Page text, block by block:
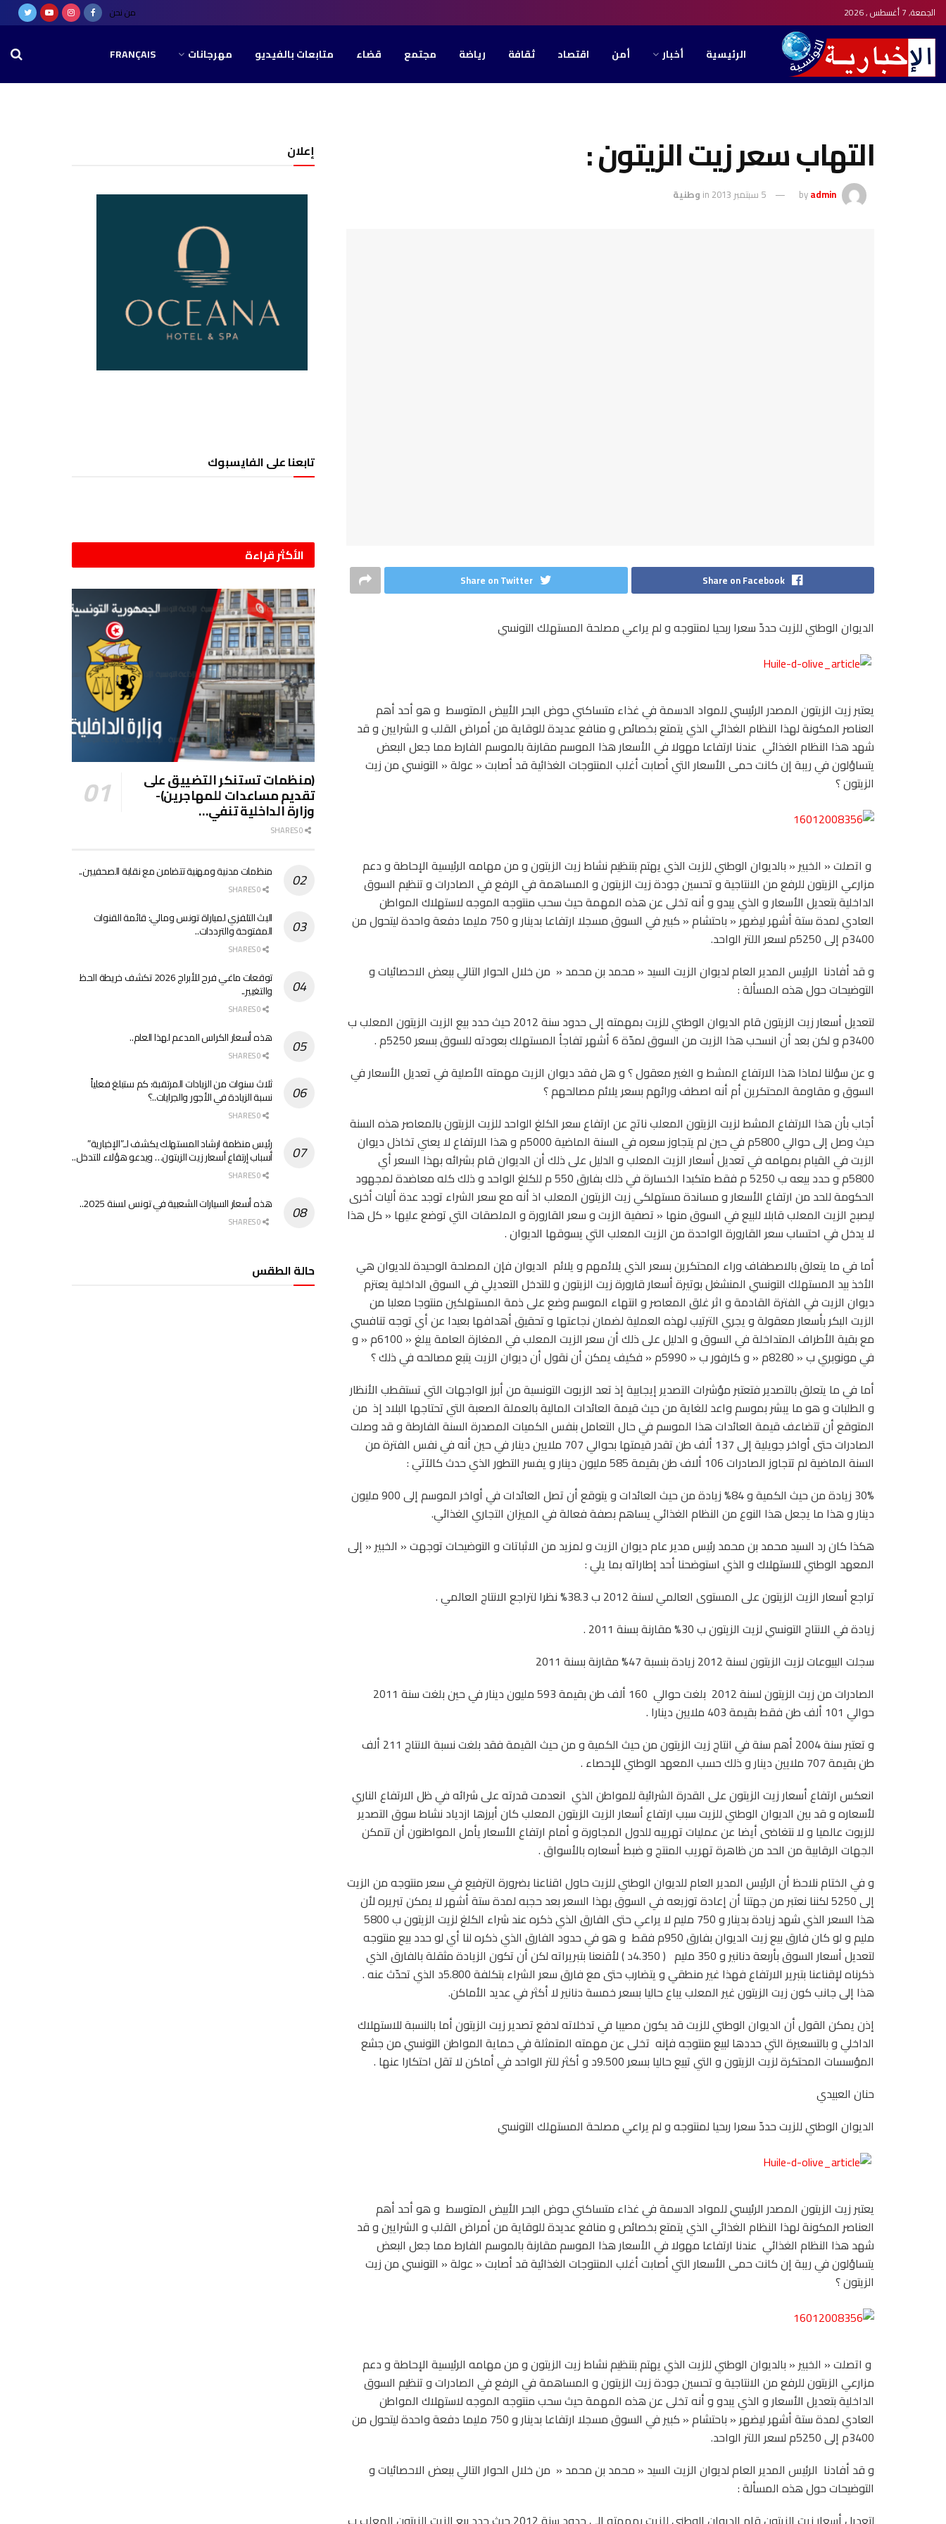
الجمعة, 7 أغسطس , 2026 من نحن
الرئيسية أخبار أمن اقتصاد ثقافة رياضة مجتمع قضاء متابعات بالفيديو مهرجانات FRANÇAIS
التهاب سعر زيت الزيتون :
byadmin 5 سبتمبر 2013 in وطنية
Share on Facebook
Share on Twitter
الديوان الوطني للزيت حددّ سعرا ربحيا لمنتوجه و لم يراعي مصلحة المستهلك التونسي
يعتبر زيت الزيتون المصدر الرئيسي للمواد الدسمة في غذاء متساكني حوض البحر الأبيض المتوسط و هو أحد أهم
العناصر المكونة لهذا النظام الغذائي الذي يتمتع بخصائص و منافع عديدة للوقاية من أمراض القلب و الشرايين و قد
شهد هذا النظام الغذائي عندنا ارتفاعا مهولا في الأسعار هذا الموسم مقارنة بالموسم الفارط مما جعل البعض
يتساؤلون في ريبة إن كانت حمى الأسعار التي أصابت أغلب المنتوجات الغذائية قد أصابت « عولة « التونسي من زيت
الزيتون ؟
و اتصلت « الخبير « بالديوان الوطني للزيت الذي يهتم بتنظيم نشاط زيت الزيتون و من مهامه الرئيسية الإحاطة و دعم
مزارعي الزيتون للرفع من الانتاجية و تحسين جودة زيت الزيتون و المساهمة في الرفع في الصادرات و تنظيم السوق
الداخلية بتعديل الأسعار و الذي يبدو و أنه تخلى عن هذه المهمة حيث سحب منتوجه الموجه لاستهلاك المواطن
العادي لمدة ستة أشهر ليضهر « باحتشام « كبير في السوق مسجلا ارتفاعا بدينار و 750 مليما دفعة واحدة ليتحول من
3400م إلى 5250م لسعر اللتر الواحد.
و قد أفادنا الرئيس المدير العام لديوان الزيت السيد « محمد بن محمد « من خلال الحوار التالي ببعض الاحصائيات و
التوضيحات حول هذه المسألة :
لتعديل أسعار زيت الزيتون قام الديوان الوطني للزيت بمهمته إلى حدود سنة 2012 حيث حدد بيع الزيت الزيتون المعلب ب
3400م و لكن بعد أن انسحب هذا الزيت من السوق لمدّة 6 أشهر تفاجأ المستهلك بعودته للسوق بسعر 5250م .
و عن سؤلنا لماذا هذا الارتفاع المشط و الغير معقول ؟ و هل فقد ديوان الزيت مهمته الأصلية في تعديل الأسعار في
السوق و مقاومة المحتكرين أم أنه اصطف ورائهم بسعر يلائم مصالحهم ؟
أجاب بأن هذا الارتفاع المشط لزيت الزيتون المعلب ناتج عن ارتفاع سعر الكلغ الواحد للزيت الزيتون بالمعاصر هذه السنة
حيث وصل إلى حوالي 5800م في حين لم يتجاوز سعره في السنة الماضية 5000م و هذا الارتفاع لا يعني تخاذل ديوان
الزيت في القيام بمهامه في تعديل أسعار الزيت المعلب و الدليل على ذلك أن الديوان قام بشرائه بهذا السعر أي
5800م و حدد بيعه ب 5250 م فقط متكبدا الخسارة في ذلك بفارق 550 م للكلغ الواحد و ذلك كله معاضدة لمجهود
الحكومة للحد من ارتفاع الأسعار و مساندة مستهلكي زيت الزيتون المعلب اذ أنه مع سعر الشراء توجد عدة أليات أخرى
ليصبح الزيت المعلب قابلا للبيع في السوق منها « تصفية الزيت و سعر القارورة و الملصقات التي توضع عليها « كل هذا
لا يدخل في احتساب سعر القارورة الواحدة من الزيت المعلب التي يسوقها الديوان .
أما في ما يتعلق بالاصطفاف وراء المحتكرين بسعر الذي يلائمهم و يلائم الديوان فإن المصلحة الوحيدة للديوان هي
الأخذ بيد المستهلك التونسي المنشغل بوتيرة أسعار قارورة زيت الزيتون و للتدخل التعديلي في السوق الداخلية يعتزم
ديوان الزيت في الفترة القادمة و اثر غلق المعاصر و انتهاء الموسم وضع على ذمة المستهلكين منتوجا معلبا من
الزيت البكر بأسعار معقولة و يجري الترتيب لهذه العملية لضمان نجاعتها و تحقيق أهدافها بعيدا عن أي توجه تنافسي
مع بقية الأطراف المتداخلة في السوق و الدليل على ذلك أن سعر الزيت المعلب في المغازة العامة يبلغ « 6100م « و
في مونوبري ب « 8280م « و كارفور ب « 5990م « فكيف يمكن أن نقول أن ديوان الزيت يتبع مصالحه في ذلك ؟
أما في ما يتعلق بالتصدير فتعتبر مؤشرات التصدير إيجابية إذ تعد الزيوت التونسية من أبرز الواجهات التي تستقطب الأنظار
و الطلبات و هو ما يبشر بموسم واعد للغاية من حيث قيمة العائدات المالية بالعملة الصعبة التي تحتاجها البلاد إذ من
المتوقع أن تتضاعف قيمة العائدات هذا الموسم في حال التعامل بنفس الكميات المصدرة السنة الفارطة و قد وصلت
الصادرات حتى أواخر جويلية إلى 137 ألف طن تقدر قيمتها بحوالي 707 ملايين دينار في حين أنه في نفس الفترة من
السنة الماضية لم تتجاوز الصادرات 106 ألاف طن بقيمة 585 مليون دينار و يفسر التطور الذي حدث كالآتي :
30% زيادة من حيث الكمية و 84% زيادة من حيث العائدات و يتوقع أن تصل العائدات في أواخر الموسم إلى 900 مليون
دينار و هذا ما يجعل هذا النوع من النظام الغذائي يساهم بصفة فعالة في الميزان التجاري الغذائي.
هكذا كان رد السيد محمد بن محمد رئيس مدير عام ديوان الزيت و لمزيد من الاثباتات و التوضيحات توجهت « الخبير « إلى
المعهد الوطني للاستهلاك و الذي استوضحنا أحد إطاراته بما يلي :
تراجع أسعار الزيت الزيتون على المستوى العالمي لسنة 2012 ب 38.3% نظرا لتراجع الانتاج العالمي .
زيادة في الانتاج التونسي لزيت الزيتون ب 30% مقارنة بسنة 2011 .
سجلت البيوعات لزيت الزيتون لسنة 2012 زيادة بنسبة 47% مقارنة بسنة 2011
حوالي 101 ألف طن فقط بقيمة 403 ملايين دينارا .
و تعتبر سنة 2004 أهم سنة في انتاج زيت الزيتون من حيث الكمية و من حيث القيمة فقد بلغت نسبة الانتاج 211 ألف
طن بقيمة 707 ملايين دينار و ذلك حسب المعهد الوطني للإحصاء .
انعكس ارتفاع أسعار زيت الزيتون على القدرة الشرائية للمواطن الذي انعدمت قدرته على شرائه في ظل الارتفاع الناري
لأسعاره و قد بين الديوان الوطني للزيت سبب ارتفاع أسعار الزيت الزيتون المعلب كان أبرزها ازدياد نشاط سوق التصدير
للزيوت عالميا و لا نتغاضى أيضا عن عمليات تهريبه للدول المجاورة و أمام ارتفاع الأسعار يأمل المواطنون أن تتمكن
الجهات الرقابية من الحد من ظاهرة تهريب المنتج و ضبط أسعاره بالأسواق .
و في الختام نلاحظ أن الرئيس المدير العام للديوان الوطني للزيت حاول اقناعنا بضرورة الترفيع في سعر منتوجه من الزيت
إلى 5250 لكننا نعتبر من جهتنا أن إعادة توزيعه في السوق بهذا السعر بعد حجبه لمدة ستة أشهر لا يمكن تبريره لأن
هذا السعر الذي شهد زيادة بدينار و 750 مليم لا يراعي حتى الفارق الذي ذكره عند شراء الكلغ لزيت الزيتون ب 5800
مليم و لو كان فارق بيع زيت الديوان بفارق 950م فقط و هو في حدود الفارق الذي ذكره لنا أي لو حدد بيع منتوجه
لتعديل أسعار السوق بأربعة دنانير و 350 مليم ( 4.350د ) لأقنعنا بتبريراته لكن أن تكون الزيادة مثقلة بالفارق الذي
ذكرناه لإقناعنا بتبرير الارتفاع فهذا غير منطقي و يتضارب حتى مع فارق سعر الشراء بتكلفة 5.800د الذي تحدّث عنه .
هذا إلى جانب كون زيت الزيتون غير المعلب يباع حاليا بسعر خمسة دنانير لا أكثر في عديد الأماكن.
إذن يمكن القول أن الديوان الوطني للزيت قد يكون مصيبا في تدخلاته لدفع تصدير زيت الزيتون أما بالنسبة للاستهلاك
الداخلي و بالتسعيرة التي حددها لبيع منتوجه فإنه تخلى عن مهمته المتمثلة في حماية المواطن التونسي من جشع
المؤسسات المحتكرة لزيت الزيتون و التي تبيع حاليا بسعر 9.500د و أكثر للتر الواحد في أماكن لا تقل احتكارا عنها .
حنان العبيدي
الديوان الوطني للزيت حددّ سعرا ربحيا لمنتوجه و لم يراعي مصلحة المستهلك التونسي
يعتبر زيت الزيتون المصدر الرئيسي للمواد الدسمة في غذاء متساكني حوض البحر الأبيض المتوسط و هو أحد أهم
العناصر المكونة لهذا النظام الغذائي الذي يتمتع بخصائص و منافع عديدة للوقاية من أمراض القلب و الشرايين و قد
شهد هذا النظام الغذائي عندنا ارتفاعا مهولا في الأسعار هذا الموسم مقارنة بالموسم الفارط مما جعل البعض
يتساؤلون في ريبة إن كانت حمى الأسعار التي أصابت أغلب المنتوجات الغذائية قد أصابت « عولة « التونسي من زيت
الزيتون ؟
و اتصلت « الخبير « بالديوان الوطني للزيت الذي يهتم بتنظيم نشاط زيت الزيتون و من مهامه الرئيسية الإحاطة و دعم
مزارعي الزيتون للرفع من الانتاجية و تحسين جودة زيت الزيتون و المساهمة في الرفع في الصادرات و تنظيم السوق
الداخلية بتعديل الأسعار و الذي يبدو و أنه تخلى عن هذه المهمة حيث سحب منتوجه الموجه لاستهلاك المواطن
العادي لمدة ستة أشهر ليضهر « باحتشام « كبير في السوق مسجلا ارتفاعا بدينار و 750 مليما دفعة واحدة ليتحول من
3400م إلى 5250م لسعر اللتر الواحد.
و قد أفادنا الرئيس المدير العام لديوان الزيت السيد « محمد بن محمد « من خلال الحوار التالي ببعض الاحصائيات و
التوضيحات حول هذه المسألة :
إعلان
تابعنا على الفايسبوك
الأكثر قراءة
(منظمات تستنكر التضييق على
تقديم مساعدات للمهاجرين)-
وزارة الداخلية تنفي…
منظمات مدنية ومهنية تتضامن مع نقابة الصحفيين..
البث التلفزي لمباراة تونس ومالي: قائمة القنوات
المفتوحة والترددات..
توقعات ماغي فرح للأبراج 2026 تكشف خريطة الحظ
والتغيير..
هذه أسعار الكراس المدعم لهذا العام..
ثلاث سنوات من الزيادات المرتقبة: كم ستبلغ فعلياً
نسبة الزيادة في الأجور والجرايات..؟
رئيس منظمة ارشاد المستهلك يكشف لـ”الإخبارية”
أسباب إرتفاع أسعار زيت الزيتون… ويدعو هؤلاء للتدخل..
هذه أسعار السيارات الشعبية في تونس لسنة 2025..
حالة الطقس